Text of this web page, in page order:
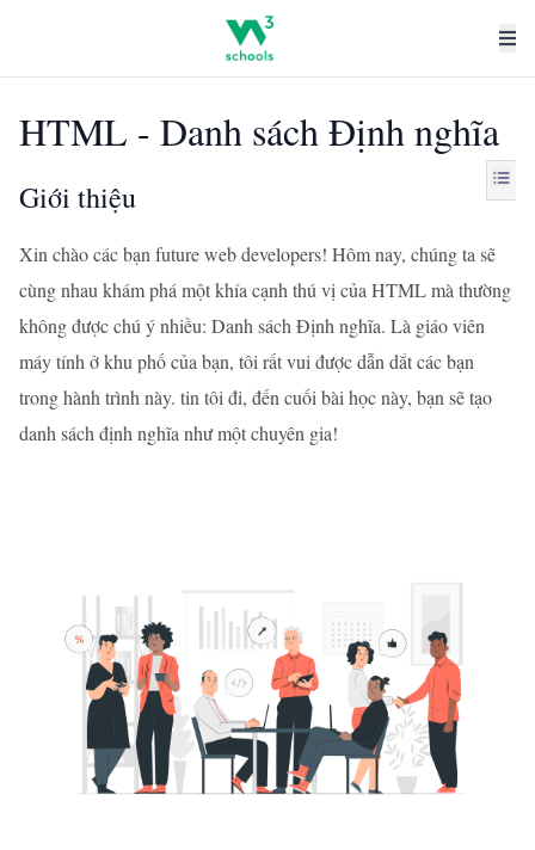
HTML - Danh sách Định nghĩa
Giới thiệu
Xin chào các bạn future web developers! Hôm nay, chúng ta sẽ
cùng nhau khám phá một khía cạnh thú vị của HTML mà thường
không được chú ý nhiều: Danh sách Định nghĩa. Là giáo viên
máy tính ở khu phố của bạn, tôi rất vui được dẫn dắt các bạn
trong hành trình này. tin tôi đi, đến cuối bài học này, bạn sẽ tạo
danh sách định nghĩa như một chuyên gia!